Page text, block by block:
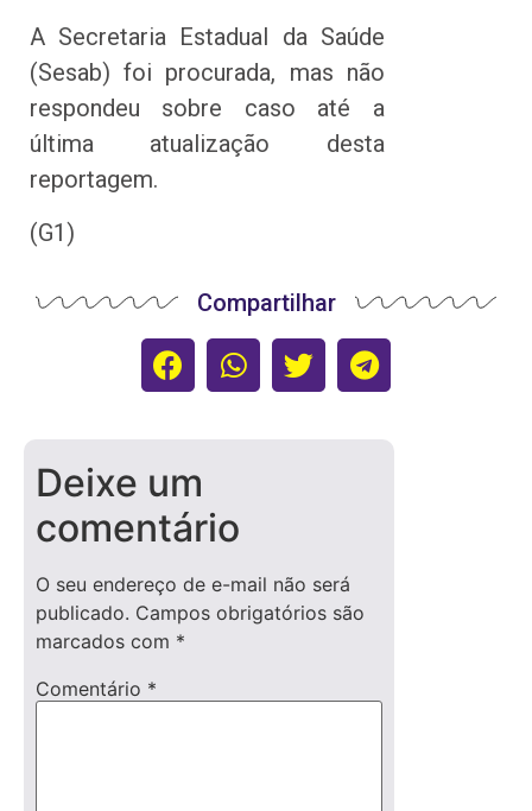
A Secretaria Estadual da Saúde
(Sesab) foi procurada, mas não
respondeu sobre caso até a
última atualização desta
reportagem.
(G1)
Compartilhar
Deixe um
comentário
O seu endereço de e-mail não será
publicado. Campos obrigatórios são
marcados com *
Comentário *